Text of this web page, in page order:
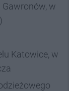
Gawronów, w
Katowice, w